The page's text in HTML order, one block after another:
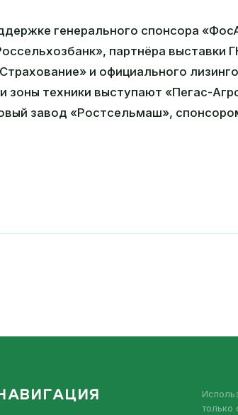
генерального спонсора
партнёра выставки
и официального
зоны техники выступают «Пегас-
завод «Ростсельмаш»,
только